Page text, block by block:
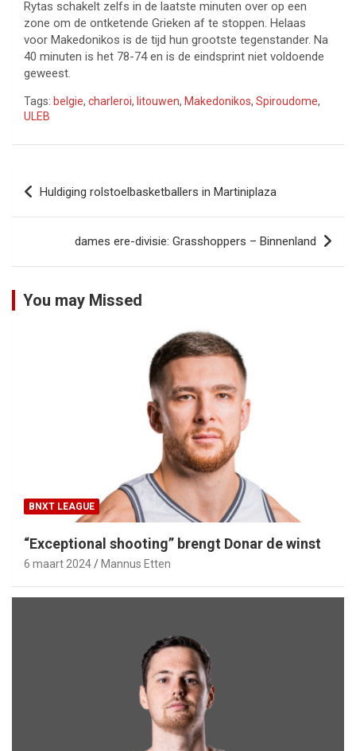
Rytas schakelt zelfs in de laatste minuten over op een
zone om de ontketende Grieken af te stoppen. Helaas
voor Makedonikos is de tijd hun grootste tegenstander. Na
40 minuten is het 78-74 en is de eindsprint niet voldoende
geweest.
Tags: belgie, charleroi, litouwen, Makedonikos, Spiroudome,
ULEB
Bericht
navigatie
Huldiging rolstoelbasketballers in Martiniplaza
dames ere-divisie: Grasshoppers – Binnenland
You may Missed
BNXT LEAGUE
“Exceptional shooting” brengt Donar de winst
6 maart 2024 Mannus Etten